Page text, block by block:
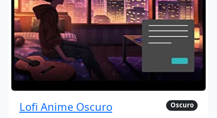
Lofi Anime Oscuro Oscuro